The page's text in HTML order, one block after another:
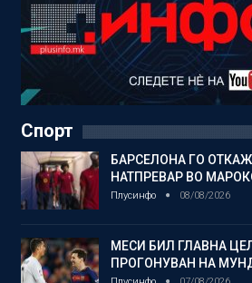
Спорт
БАРСЕЛОНА ГО
НАТПРЕВАР ВО
Плусинфо 08/08/2026
МЕСИ БИЛ ГЛАВНА
ПРОГОНУВАН НА